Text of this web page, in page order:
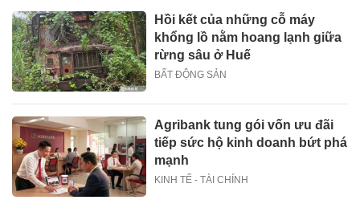
Hồi kết của những cỗ máy
khổng lồ nằm hoang lạnh giữa
rừng sâu ở Huế
BẤT ĐỘNG SẢN
Agribank tung gói vốn ưu đãi
tiếp sức hộ kinh doanh bứt phá
mạnh
KINH TẾ - TÀI CHÍNH